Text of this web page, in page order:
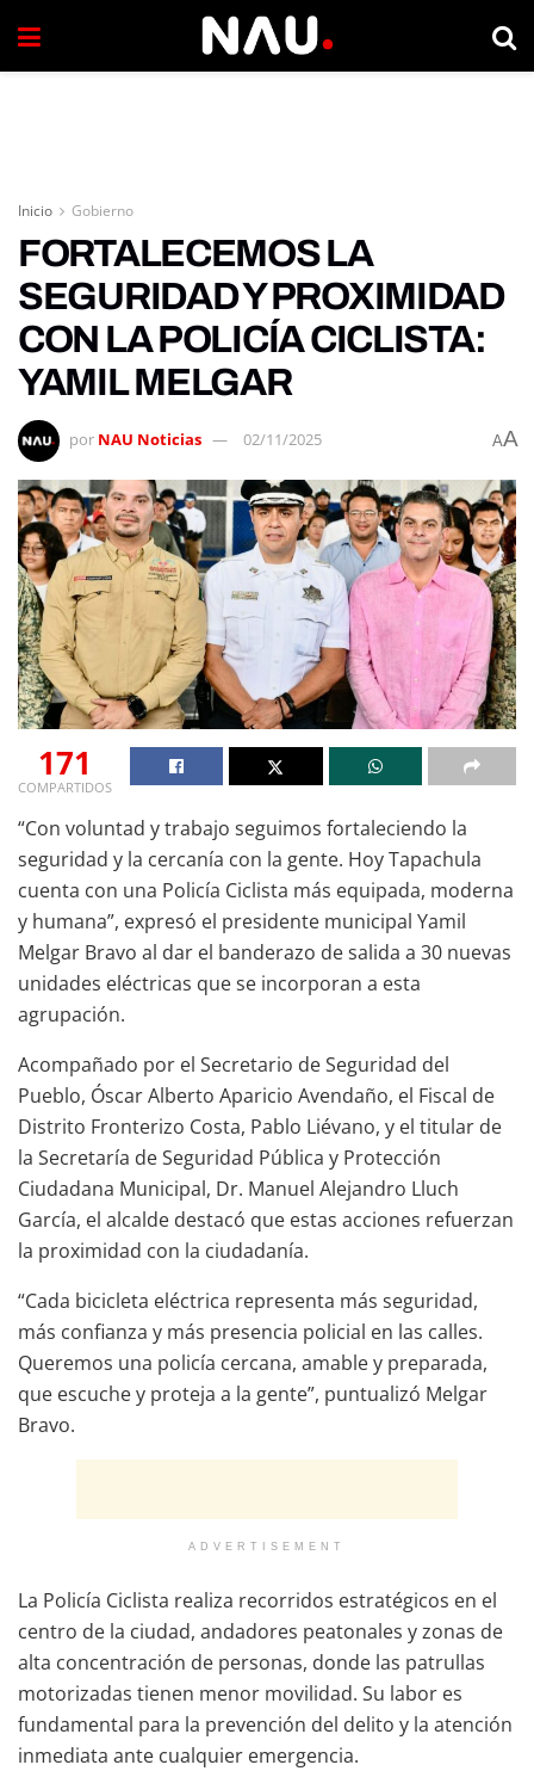
Inicio Gobierno
FORTALECEMOS LA
SEGURIDAD Y PROXIMIDAD
CON LA POLICÍA CICLISTA:
YAMIL MELGAR
por NAU Noticias 02/11/2025 AA
171
COMPARTIDOS
“Con voluntad y trabajo seguimos fortaleciendo la
seguridad y la cercanía con la gente. Hoy Tapachula
cuenta con una Policía Ciclista más equipada, moderna
y humana”, expresó el presidente municipal Yamil
Melgar Bravo al dar el banderazo de salida a 30 nuevas
unidades eléctricas que se incorporan a esta
agrupación.
Acompañado por el Secretario de Seguridad del
Pueblo, Óscar Alberto Aparicio Avendaño, el Fiscal de
Distrito Fronterizo Costa, Pablo Liévano, y el titular de
la Secretaría de Seguridad Pública y Protección
Ciudadana Municipal, Dr. Manuel Alejandro Lluch
García, el alcalde destacó que estas acciones refuerzan
la proximidad con la ciudadanía.
“Cada bicicleta eléctrica representa más seguridad,
más confianza y más presencia policial en las calles.
Queremos una policía cercana, amable y preparada,
que escuche y proteja a la gente”, puntualizó Melgar
Bravo.
ADVERTISEMENT
La Policía Ciclista realiza recorridos estratégicos en el
centro de la ciudad, andadores peatonales y zonas de
alta concentración de personas, donde las patrullas
motorizadas tienen menor movilidad. Su labor es
fundamental para la prevención del delito y la atención
inmediata ante cualquier emergencia.